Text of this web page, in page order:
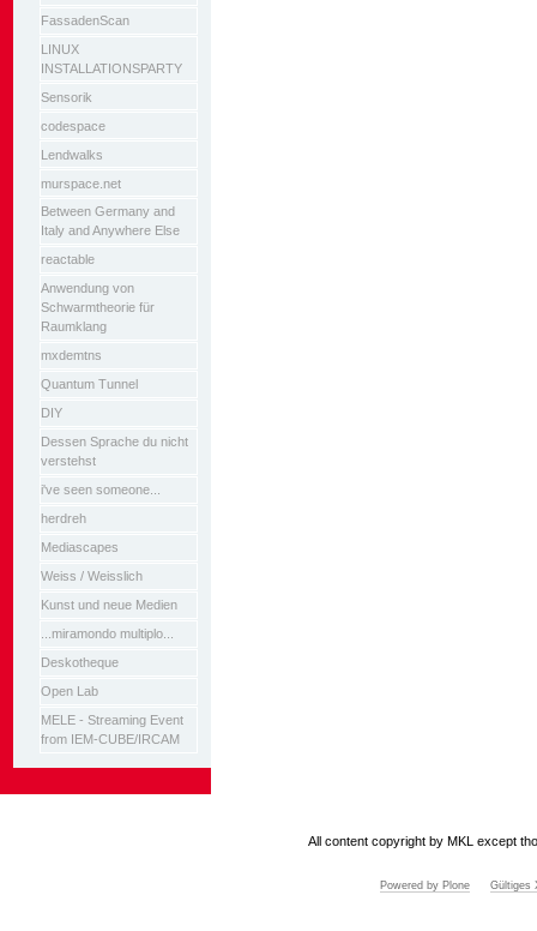
FassadenScan
LINUX
INSTALLATIONSPARTY
Sensorik
codespace
Lendwalks
murspace.net
Between Germany and
Italy and Anywhere Else
reactable
Anwendung von
Schwarmtheorie für
Raumklang
mxdemtns
Quantum Tunnel
DIY
Dessen Sprache du nicht
verstehst
i've seen someone...
herdreh
Mediascapes
Weiss / Weisslich
Kunst und neue Medien
...miramondo multiplo...
Deskotheque
Open Lab
MELE - Streaming Event
from IEM-CUBE/IRCAM
All content copyright by MKL except
Powered by Plone Gültiges